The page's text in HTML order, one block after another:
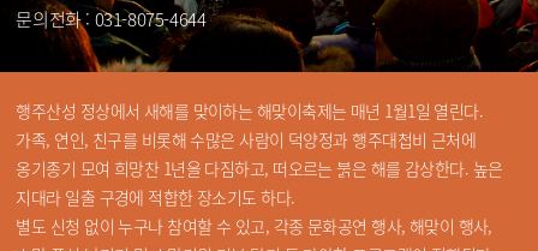
문의전화 : 031-8075-4644
행주산성 정상에서 새해를 맞이하는 해맞이축제는 매년 1월1일 열린다.
가족, 연인, 친구를 비롯해 수많은 사람이 덕양정과 행주대첩비 근처에
옹기종기 모여 희망찬 1년을 다짐하고, 떠오르는 붉은 해를 감상한다. 높은
지대라 일출 구경에 적합한 장소기도 하다.
별도 신청 없이 누구나 참여할 수 있고, 각종 문화공연 행사, 해맞이 행사,